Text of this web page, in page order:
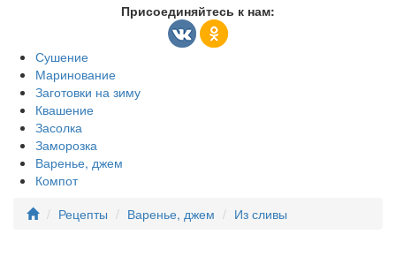
Присоединяйтесь к нам:
Сушение
Маринование
Заготовки на зиму
Квашение
Засолка
Заморозка
Варенье, джем
Компот
Рецепты
Варенье, джем Из сливы